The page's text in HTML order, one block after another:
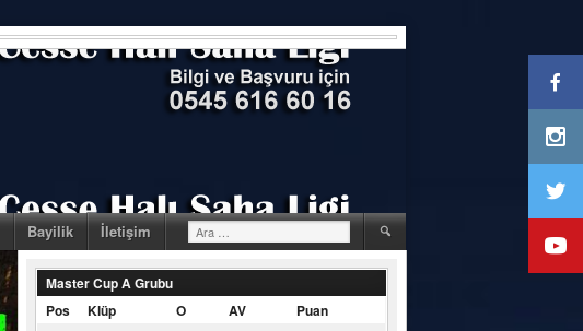
Bayilik İletişim Arama:
Master Cup A Grubu
Pos
Klüp O AV Puan